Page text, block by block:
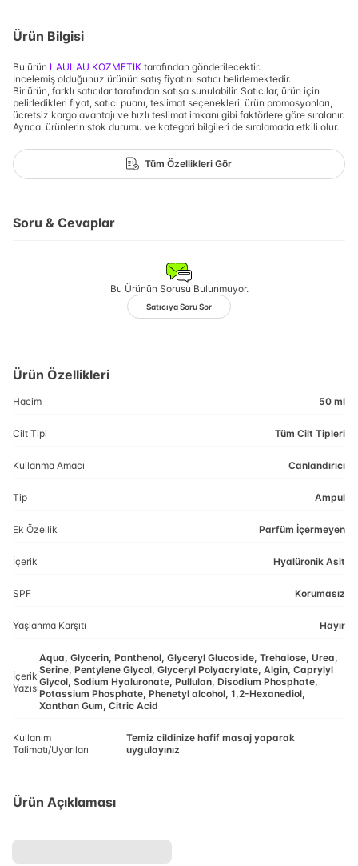
Ürün Bilgisi
Bu ürün LAULAU KOZMETİK tarafından gönderilecektir.
İncelemiş olduğunuz ürünün satış fiyatını satıcı belirlemektedir.
Bir ürün, farklı satıcılar tarafından satışa sunulabilir. Satıcılar, ürün için
belirledikleri fiyat, satıcı puanı, teslimat seçenekleri, ürün promosyonları,
ücretsiz kargo avantajı ve hızlı teslimat imkanı gibi faktörlere göre sıralanır.
Ayrıca, ürünlerin stok durumu ve kategori bilgileri de sıralamada etkili olur.
Tüm Özellikleri Gör
Soru & Cevaplar
Bu Ürünün Sorusu Bulunmuyor.
Satıcıya Soru Sor
Ürün Özellikleri
Hacim 50 ml
Cilt Tipi Tüm Cilt Tipleri
Kullanma Amacı Canlandırıcı
Tip Ampul
Ek Özellik Parfüm İçermeyen
İçerik Hyalüronik Asit
SPF Korumasız
Yaşlanma Karşıtı Hayır
İçerik
Yazısı
Aqua, Glycerin, Panthenol, Glyceryl Glucoside, Trehalose, Urea,
Serine, Pentylene Glycol, Glyceryl Polyacrylate, Algin, Caprylyl
Glycol, Sodium Hyaluronate, Pullulan, Disodium Phosphate,
Potassium Phosphate, Phenetyl alcohol, 1,2-Hexanediol,
Xanthan Gum, Citric Acid
Kullanım
Talimatı/Uyarıları
Temiz cildinize hafif masaj yaparak
uygulayınız
Ürün Açıklaması